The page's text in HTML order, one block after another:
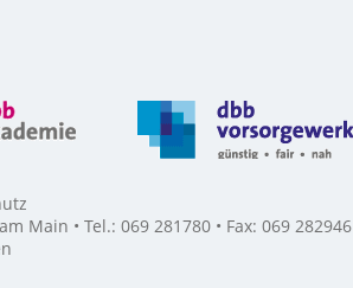
Main • Tel.: 069 281780 • Fax: 069 282946